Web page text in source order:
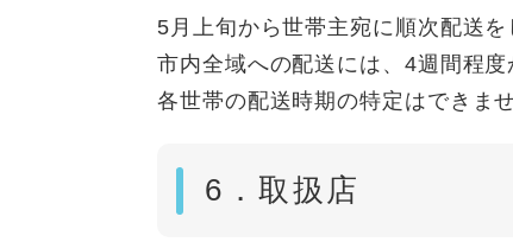
5月上旬から世帯主宛に順次配送を
市内全域への配送には、4週間程度
各世帯の配送時期の特定はできま
6．取扱店